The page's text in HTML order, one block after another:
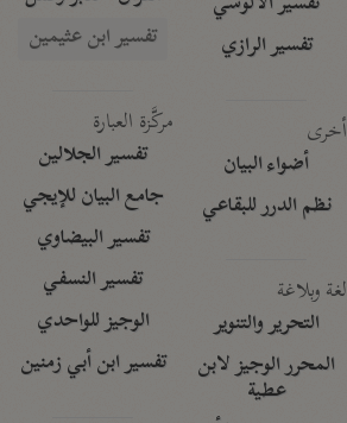
تفسير الرازي
أخرى
أضواء البيان
نظم الدرر للبقاعي
لغة وبلاغة
التحرير والتنوير
المحرر الوجيز لابن
عطية
تفسير ابن عثيمين
مركَّزة العبارة
تفسير الجلالين
جامع البيان للإيجي
تفسير البيضاوي
تفسير النسفي
الوجيز للواحدي
تفسير ابن أبي زمنين